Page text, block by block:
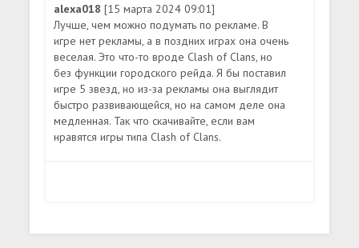
alexa018[15 марта 2024 09:01]
Лучше, чем можно подумать по рекламе. В
игре нет рекламы, а в поздних играх она очень
веселая. Это что-то вроде Clash of Clans, но
без функции городского рейда. Я бы поставил
игре 5 звезд, но из-за рекламы она выглядит
быстро развивающейся, но на самом деле она
медленная. Так что скачивайте, если вам
нравятся игры типа Clash of Clans.